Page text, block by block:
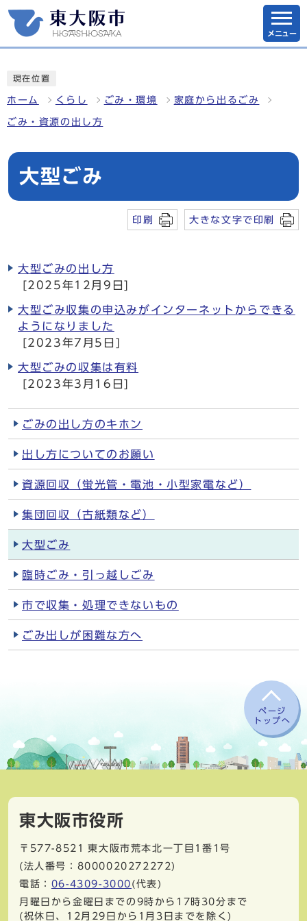
メニュー
現在位置
ホーム くらし ごみ・環境 家庭から出るごみ
ごみ・資源の出し方
大型ごみ
印刷 大きな文字で印刷
大型ごみの出し方
[2025年12月9日]
大型ごみ収集の申込みがインターネットからできる
ようになりました
[2023年7月5日]
大型ごみの収集は有料
[2023年3月16日]
ごみの出し方のキホン
出し方についてのお願い
資源回収（蛍光管・電池・小型家電など）
集団回収（古紙類など）
大型ごみ
臨時ごみ・引っ越しごみ
市で収集・処理できないもの
ごみ出しが困難な方へ
ページ
トップへ
東大阪市役所
〒577-8521
東大阪市荒本北一丁目1番1号
(法人番号：8000020272272)
電話： 06-4309-3000 (代表)
月曜日から金曜日までの9時から17時30分まで
(祝休日、12月29日から1月3日までを除く)